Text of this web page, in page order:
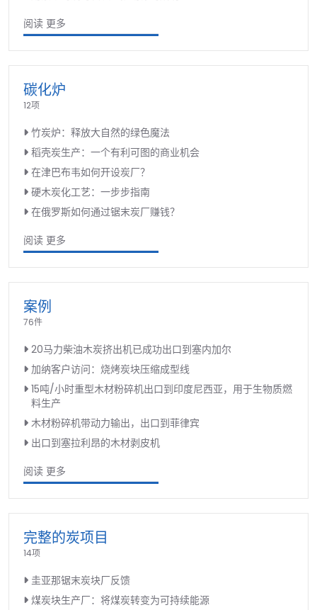
阅读 更多
碳化炉
12项
竹炭炉：释放大自然的绿色魔法
稻壳炭生产：一个有利可图的商业机会
在津巴布韦如何开设炭厂？
硬木炭化工艺：一步步指南
在俄罗斯如何通过锯末炭厂赚钱？
阅读 更多
案例
76件
20马力柴油木炭挤出机已成功出口到塞内加尔
加纳客户访问：烧烤炭块压缩成型线
15吨/小时重型木材粉碎机出口到印度尼西亚，用于生物质燃
料生产
木材粉碎机带动力输出，出口到菲律宾
出口到塞拉利昂的木材剥皮机
阅读 更多
完整的炭项目
14项
圭亚那锯末炭块厂反馈
煤炭块生产厂：将煤炭转变为可持续能源